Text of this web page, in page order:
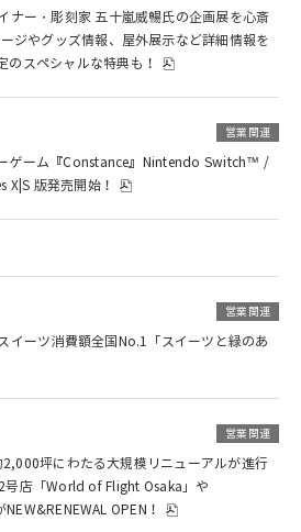
ー・彫刻家 五十嵐威暢氏の企画展を心斎
ジやグッズ情報、屋外展示など詳細情報を
のスペシャルな特典も！
営業関連
ゲーム『Constance』Nintendo Switch™ /
版発売開始！
営業関連
イーツ消費額全国No.1「スイーツと緑のあ
営業関連
坪にわたる大規模リニューアルが進行
号店「World of Flight Osaka」や
OPEN！